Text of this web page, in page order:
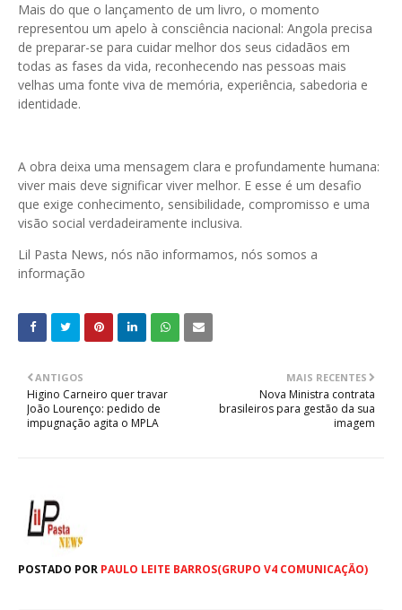
Mais do que o lançamento de um livro, o momento
representou um apelo à consciência nacional: Angola precisa
de preparar-se para cuidar melhor dos seus cidadãos em
todas as fases da vida, reconhecendo nas pessoas mais
velhas uma fonte viva de memória, experiência, sabedoria e
identidade.
A obra deixa uma mensagem clara e profundamente humana:
viver mais deve significar viver melhor. E esse é um desafio
que exige conhecimento, sensibilidade, compromisso e uma
visão social verdadeiramente inclusiva.
Lil Pasta News, nós não informamos, nós somos a
informação
MAIS RECENTES
Nova Ministra contrata
brasileiros para gestão da sua
imagem
ANTIGOS
Higino Carneiro quer travar
João Lourenço: pedido de
impugnação agita o MPLA
POSTADO POR PAULO LEITE BARROS(GRUPO V4 COMUNICAÇÃO)